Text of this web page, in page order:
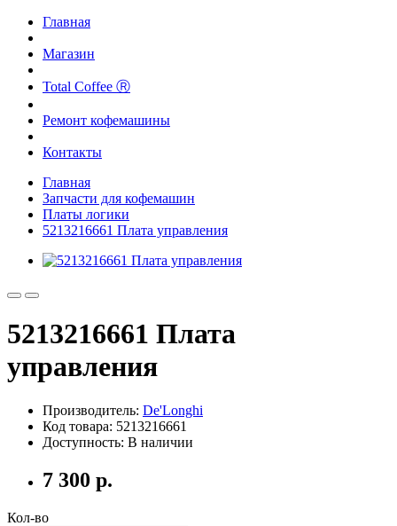
Главная
Магазин
Total Coffee Ⓡ
Ремонт кофемашины
Контакты
Главная
Запчасти для кофемашин
Платы логики
5213216661 Плата управления
5213216661 Плата
управления
Производитель: De'Longhi
Код товара: 5213216661
Доступность: В наличии
7 300 р.
Кол-во